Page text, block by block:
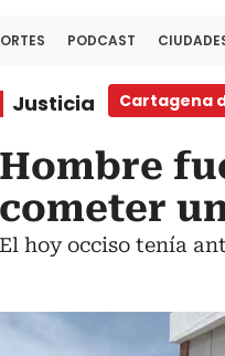
PODCAST
Justicia Cartagena
Hombre
cometer
El hoy occiso tenía